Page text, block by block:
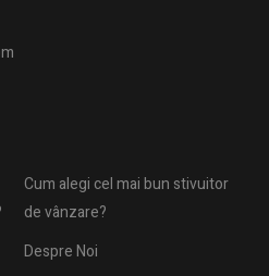
Cum alegi cel mai bun stivuitor
de vânzare?
Despre Noi